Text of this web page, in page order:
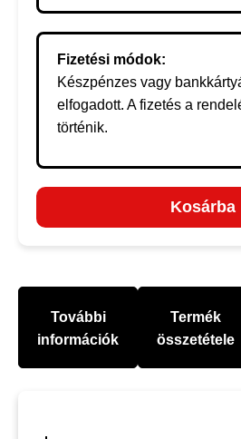
Fizetési módok:
Készpénzes vagy
elfogadott. A fizetés a
történik.
Kosárba
További
információk
Termék
összetétele